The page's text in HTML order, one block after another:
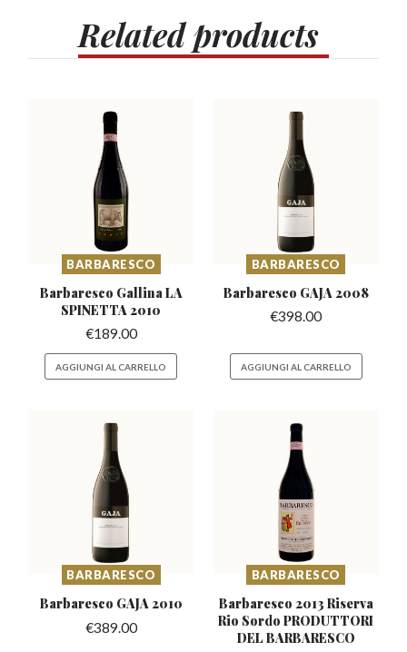
Relatedproducts
BARBARESCO
Barbaresco Gallina LA
SPINETTA 2010
€189.00
AGGIUNGI AL CARRELLO
BARBARESCO
Barbaresco GAJA 2008
€398.00
AGGIUNGI AL CARRELLO
BARBARESCO
Barbaresco GAJA 2010
€389.00
BARBARESCO
Barbaresco 2013 Riserva
Rio SordoPRODUTTORI
DEL BARBARESCO